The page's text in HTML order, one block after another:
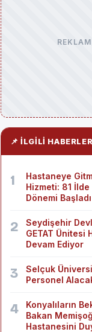
📌 İLGILI HABERLER
1
Hastaneye
Hizmeti: 81 İlde
Dönemi Başladı
2
Seydişehir
GETAT Ünitesi
Devam Ediyor
3
Selçuk
Personel
4
Konyalıların
Bakan
Hastanesini